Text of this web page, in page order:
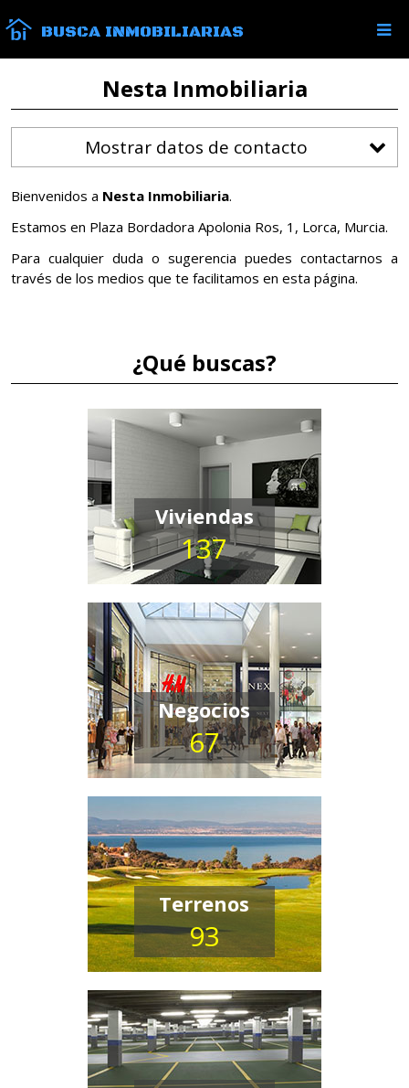
BUSCA INMOBILIARIAS
Nesta Inmobiliaria
Mostrar datos de contacto
Bienvenidos a Nesta Inmobiliaria.
Estamos en Plaza Bordadora Apolonia Ros, 1, Lorca, Murcia.
Para cualquier duda o sugerencia puedes contactarnos a
través de los medios que te facilitamos en esta página.
¿Qué buscas?
Viviendas
137
Negocios
67
Terrenos
93